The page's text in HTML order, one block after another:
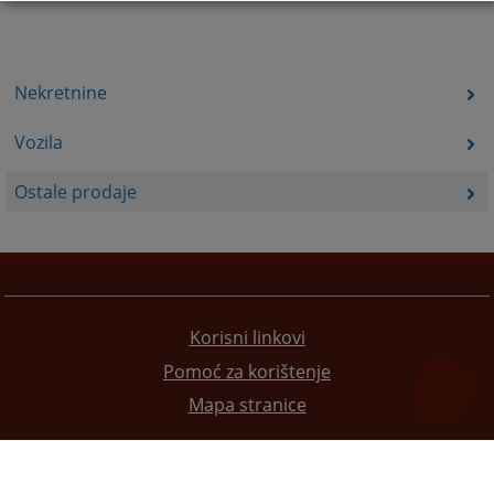
Nekretnine
Vozila
Ostale prodaje
Korisni linkovi
Pomoć za korištenje
Mapa stranice